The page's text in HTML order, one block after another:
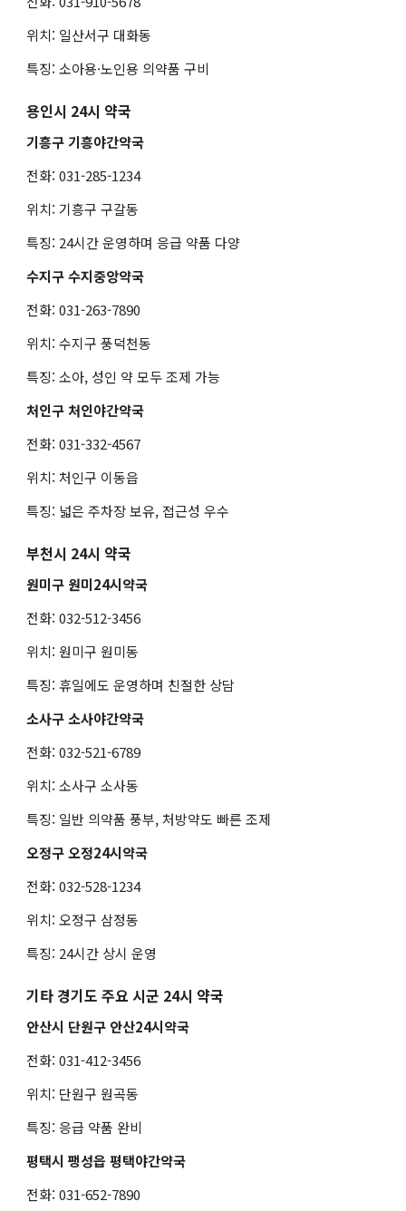
위치: 일산서구 대화동
특징: 소아용·노인용 의약품 구비
용인시 24시 약국
기흥구 기흥야간약국
전화: 031-285-1234
위치: 기흥구 구갈동
특징: 24시간 운영하며 응급 약품 다양
수지구 수지중앙약국
전화: 031-263-7890
위치: 수지구 풍덕천동
특징: 소아, 성인 약 모두 조제 가능
처인구 처인야간약국
전화: 031-332-4567
위치: 처인구 이동읍
특징: 넓은 주차장 보유, 접근성 우수
부천시 24시 약국
원미구 원미24시약국
전화: 032-512-3456
위치: 원미구 원미동
특징: 휴일에도 운영하며 친절한 상담
소사구 소사야간약국
전화: 032-521-6789
위치: 소사구 소사동
특징: 일반 의약품 풍부, 처방약도 빠른 조제
오정구 오정24시약국
전화: 032-528-1234
위치: 오정구 삼정동
특징: 24시간 상시 운영
기타 경기도 주요 시군 24시 약국
안산시 단원구 안산24시약국
전화: 031-412-3456
위치: 단원구 원곡동
특징: 응급 약품 완비
평택시 팽성읍 평택야간약국
전화: 031-652-7890